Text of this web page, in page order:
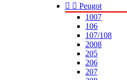
  Peugot
1007
106
107/108
2008
205
206
207